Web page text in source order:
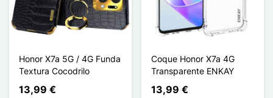
Honor X7a 5G / 4G Funda
Textura Cocodrilo
13,99 €
Coque Honor X7a 4G
Transparente ENKAY
13,99 €